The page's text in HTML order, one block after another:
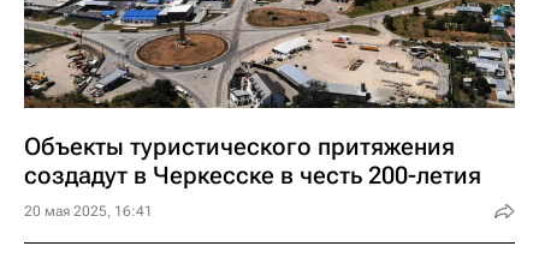
Объекты туристического притяжения
создадут в Черкесске в честь 200-летия
20 мая 2025, 16:41